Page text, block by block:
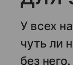
У всех
чуть ли
без